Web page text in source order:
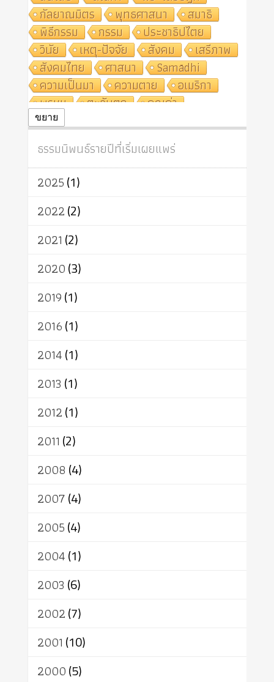
กัลยาณมิตร
พุทธศาสนา
สมาธิ
พิธีกรรม
กรรม
ประชาธิปไตย
วินัย
เหตุ-ปัจจัย สังคม
เสรีภาพ
สังคมไทย
ศาสนา
Samādhi
ความเป็นมา
ความตาย
อเมริกา
พรหม
ตะวันตก
คุณค่า
ปฏิจจสมุปบาท
ศาสนาประจำชาติ
อินเดีย
ผู้บริโภค
ธรรมาธิปไตย
จักร
การแยกรัฐกับศาสนา
ธรรมชาติ
เทคโนโลยี
สิทธิ
พุทธบริษัท
อัตถะ
เทวดา
ขยาย
ธรรมนิพนธ์รายปีที่เริ่มเผยแพร่
2025(1)
2022(2)
2021 (2)
2020(3)
2019(1)
2016(1)
2014(1)
2013 (1)
2012(1)
2011 (2)
2008 (4)
2007(4)
2005(4)
2004(1)
2003 (6)
2002(7)
2001 (10)
2000(5)